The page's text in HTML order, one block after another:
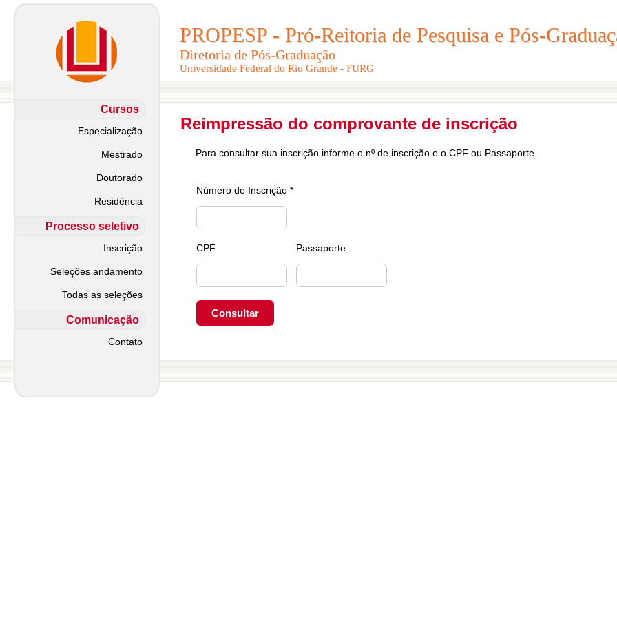
PROPESP - Pró-Reitoria de Pesquisa e Pós-
Diretoria de Pós-Graduação
Universidade Federal do Rio Grande - FURG
PROPESP - Pró-Reitoria de Pesquisa e Pós-
Diretoria de Pós-Graduação
Universidade Federal do Rio Grande - FURG
Cursos
Especialização
Mestrado
Doutorado
Residência
Processo seletivo
Inscrição
Seleções andamento
Todas as seleções
Comunicação
Contato
Reimpressão do comprovante de inscrição
Para consultar sua inscrição informe o nº de inscrição e o CPF ou Passaporte.
Número de Inscrição *
CPF Passaporte